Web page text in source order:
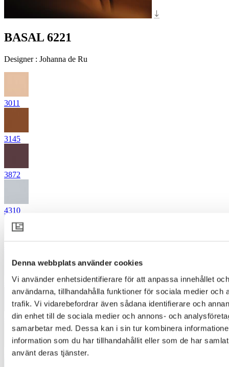
Denna webbplats använder cookies
Vi använder enhetsidentifierare för att anpassa innehållet
användarna, tillhandahålla funktioner för sociala medier och
trafik. Vi vidarebefordrar även sådana identifierare och
din enhet till de sociala medier och annons- och
samarbetar med. Dessa kan i sin tur kombinera
information som du har tillhandahållit eller som de har
använt deras tjänster.
BASAL 6221
Designer : Johanna de Ru
3011
3145
3872
4310
4422
4471
4521